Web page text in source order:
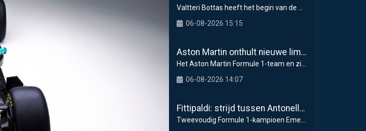
06-08-2026 15:15
Aston Martin onthult nieuwe limited-edition Glenfiddich-whisky
06-08-2026 14:07
Fittipaldi: strijd tussen Antonelli en Russell is goed voor F1